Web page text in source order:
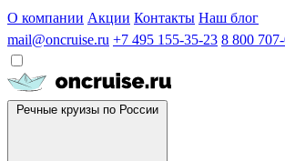
О компании Акции Контакты Наш блог
mail@oncruise.ru +7 495 155-35-23 8 800